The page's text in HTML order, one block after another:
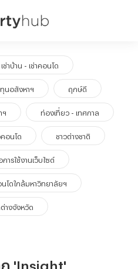
เช่าบ้าน - เช่าคอนโด
นอสังหาฯ ฤกษ์ดี
ฯ ท่องเที่ยว - เทศกาล
อนโด ชาวต่างชาติ
การใช้งานเว็บไซต์
นโดใกล้มหาวิทยาลัยฯ
างจังหวัด
'Insight'